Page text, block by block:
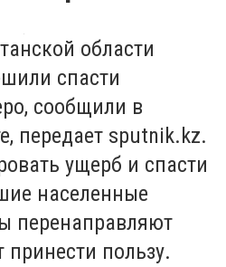
области
спасти
сообщили в
передает sputnik.kz.
ущерб и спасти
населенные
перенаправляют
принести пользу.